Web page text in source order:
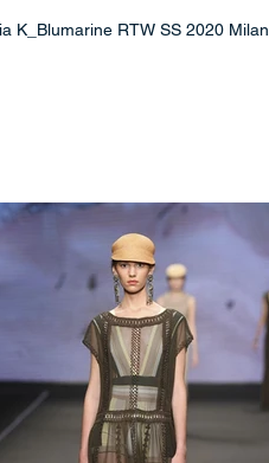
K_Blumarine RTW SS 2020 Milan